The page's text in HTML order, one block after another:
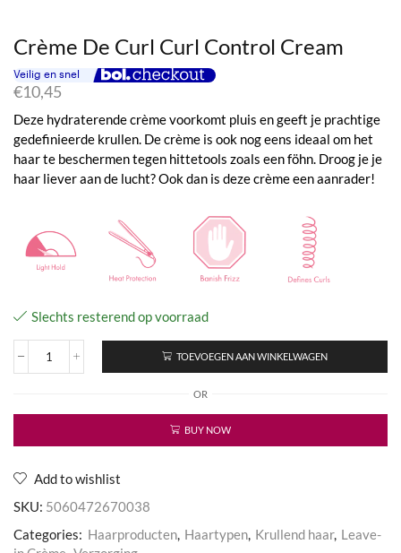
Crème De Curl Curl Control Cream
€10,45
Deze hydraterende crème voorkomt pluis en geeft je prachtige
gedefinieerde krullen. De crème is ook nog eens ideaal om het
haar te beschermen tegen hittetools zoals een föhn. Droog je je
haar liever aan de lucht? Ook dan is deze crème een aanrader!
Slechts resterend op voorraad
Crème
Curl
Cream
TOEVOEGEN AAN WINKELWAGEN
OR
BUY NOW
Add to wishlist
SKU: 5060472670038
Categories: Haarproducten, Haartypen, Krullend haar, Leave-